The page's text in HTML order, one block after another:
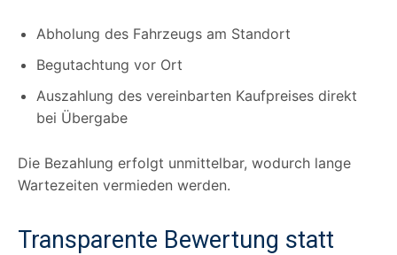
Abholung des Fahrzeugs am Standort
Begutachtung vor Ort
Auszahlung des vereinbarten Kaufpreises direkt
bei Übergabe
Die Bezahlung erfolgt unmittelbar, wodurch lange
Wartezeiten vermieden werden.
Transparente Bewertung statt